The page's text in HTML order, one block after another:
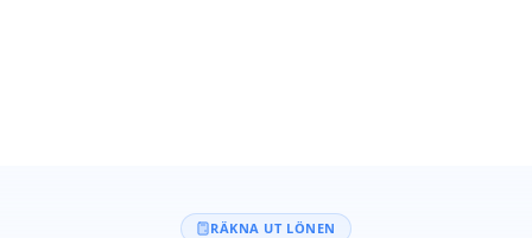
RÄKNA UT LÖNEN